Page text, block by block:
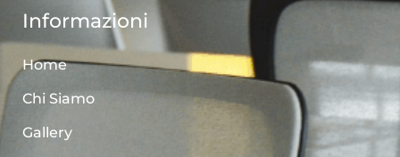
Informazioni
Home
Chi Siamo
Gallery